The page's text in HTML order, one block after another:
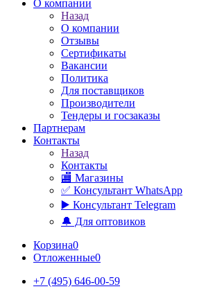
О компании
Назад
О компании
Отзывы
Сертификаты
Вакансии
Политика
Для поставщиков
Производители
Тендеры и госзаказы
Партнерам
Контакты
Назад
Контакты
🏬 Магазины
✅️ Консультант WhatsApp
▶️ Консультант Telegram
🔔 Для оптовиков
Корзина0
Отложенные0
+7 (495) 646-00-59